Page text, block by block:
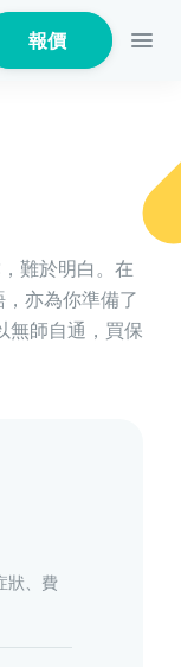
報價
難於明白。在
亦為你準備了
無師自通，買保
狀、費